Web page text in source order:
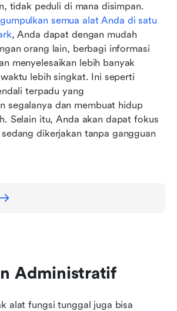
semua alat Anda di satu
, Anda dapat dengan mudah
orang lain, berbagi informasi
menyelesaikan lebih banyak
lebih singkat. Ini seperti
terpadu yang
segalanya dan membuat hidup
Selain itu, Anda akan dapat fokus
dikerjakan tanpa gangguan
Administratif
alat fungsi tunggal juga bisa